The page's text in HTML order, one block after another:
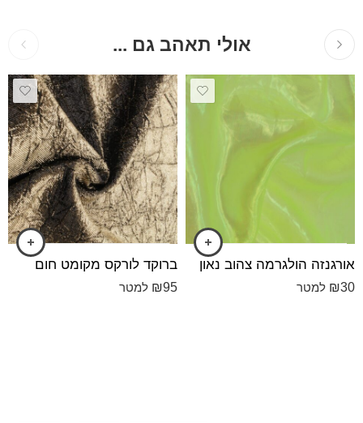
אולי תאהב גם ...
אורגנזה הולגרמה צהוב נאון
₪30 למטר
ברוקד לורקס מקומט חום
₪95 למטר